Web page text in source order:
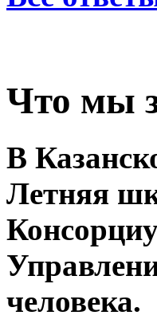
Что мы
В
Летняя
человека.